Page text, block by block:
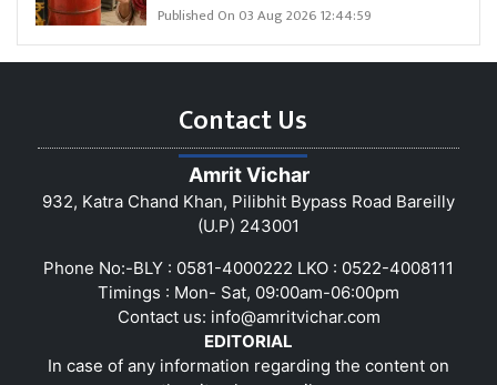
Published On 03 Aug 2026 12:44:59
Contact Us
Amrit Vichar
932, Katra Chand Khan, Pilibhit Bypass Road Bareilly
(U.P) 243001
Phone No:-BLY : 0581-4000222 LKO : 0522-4008111
Timings : Mon- Sat, 09:00am-06:00pm
Contact us: info@amritvichar.com
EDITORIAL
In case of any information regarding the content on